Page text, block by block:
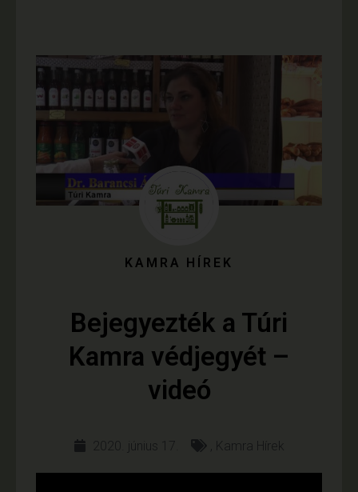
KAMRA HÍREK
Bejegyezték a Túri
Kamra védjegyét –
videó
2020. június 17. , Kamra Hírek